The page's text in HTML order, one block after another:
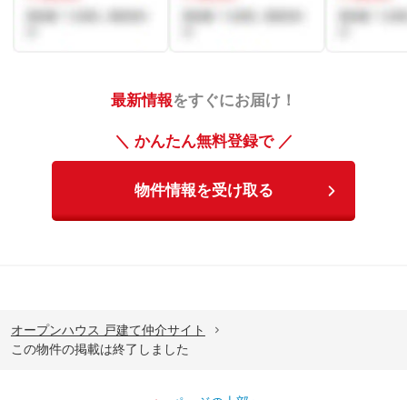
最新情報をすぐにお届け！
＼ かんたん無料登録で ／
物件情報を受け取る
オープンハウス 戸建て仲介サイト
この物件の掲載は終了しました